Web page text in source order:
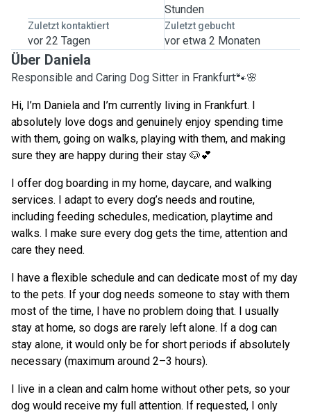
Stunden
Zuletzt kontaktiert
vor 22 Tagen
Zuletzt gebucht
vor etwa 2 Monaten
Über Daniela
Responsible and Caring Dog Sitter in Frankfurt🐾🌸
Hi, I’m Daniela and I’m currently living in Frankfurt. I
absolutely love dogs and genuinely enjoy spending time
with them, going on walks, playing with them, and making
sure they are happy during their stay 🐶💕
I offer dog boarding in my home, daycare, and walking
services. I adapt to every dog’s needs and routine,
including feeding schedules, medication, playtime and
walks. I make sure every dog gets the time, attention and
care they need.
I have a flexible schedule and can dedicate most of my day
to the pets. If your dog needs someone to stay with them
most of the time, I have no problem doing that. I usually
stay at home, so dogs are rarely left alone. If a dog can
stay alone, it would only be for short periods if absolutely
necessary (maximum around 2–3 hours).
I live in a clean and calm home without other pets, so your
dog would receive my full attention. If requested, I only